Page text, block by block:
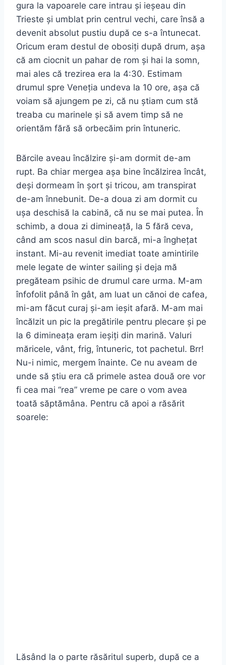
gura la vapoarele care intrau și ieșeau din
Trieste și umblat prin centrul vechi, care însă a
devenit absolut pustiu după ce s-a întunecat.
Oricum eram destul de obosiți după drum, așa
că am ciocnit un pahar de rom și hai la somn,
mai ales că trezirea era la 4:30. Estimam
drumul spre Veneția undeva la 10 ore, așa că
voiam să ajungem pe zi, că nu știam cum stă
treaba cu marinele și să avem timp să ne
orientăm fără să orbecăim prin întuneric.
Bărcile aveau încălzire și-am dormit de-am
rupt. Ba chiar mergea așa bine încălzirea încât,
deși dormeam în șort și tricou, am transpirat
de-am înnebunit. De-a doua zi am dormit cu
ușa deschisă la cabină, că nu se mai putea. În
schimb, a doua zi dimineață, la 5 fără ceva,
când am scos nasul din barcă, mi-a înghețat
instant. Mi-au revenit imediat toate amintirile
mele legate de winter sailing și deja mă
pregăteam psihic de drumul care urma. M-am
înfofolit până în gât, am luat un cănoi de cafea,
mi-am făcut curaj și-am ieșit afară. M-am mai
încălzit un pic la pregătirile pentru plecare și pe
la 6 dimineața eram ieșiți din marină. Valuri
măricele, vânt, frig, întuneric, tot pachetul. Brr!
Nu-i nimic, mergem înainte. Ce nu aveam de
unde să știu era că primele astea două ore vor
fi cea mai “rea” vreme pe care o vom avea
toată săptămâna. Pentru că apoi a răsărit
soarele:
Lăsând la o parte răsăritul superb, după ce a